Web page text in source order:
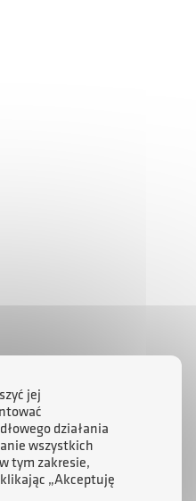
jej
działania
wszystkich
tym zakresie,
„Akceptuję